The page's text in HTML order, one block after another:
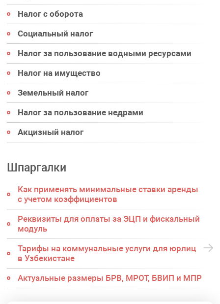
Налог с оборота
Социальный налог
Налог за пользование водными ресурсами
Налог на имущество
Земельный налог
Налог за пользование недрами
Акцизный налог
Шпаргалки
Как применять минимальные ставки аренды
с учетом коэффициентов
Реквизиты для оплаты за ЭЦП и фискальный
модуль
Тарифы на коммунальные услуги для юрлиц
в Узбекистане
Актуальные размеры БРВ, МРОТ, БВИП и МПР